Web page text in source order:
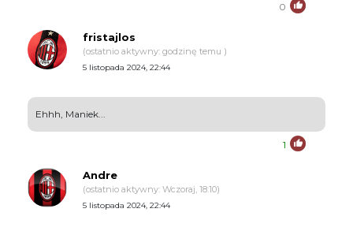
0
fristajlos
(ostatnio aktywny: godzinę temu )
5 listopada 2024, 22:44
Ehhh, Maniek...
1
Andre
(ostatnio aktywny: Wczoraj, 18:10)
5 listopada 2024, 22:44